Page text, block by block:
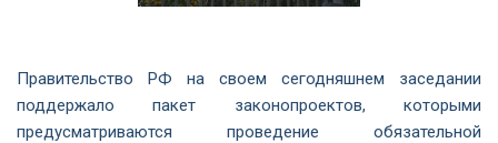
Правительство РФ на своем сегодняшнем заседании
поддержало пакет законопроектов, которыми
предусматриваются проведение обязательной